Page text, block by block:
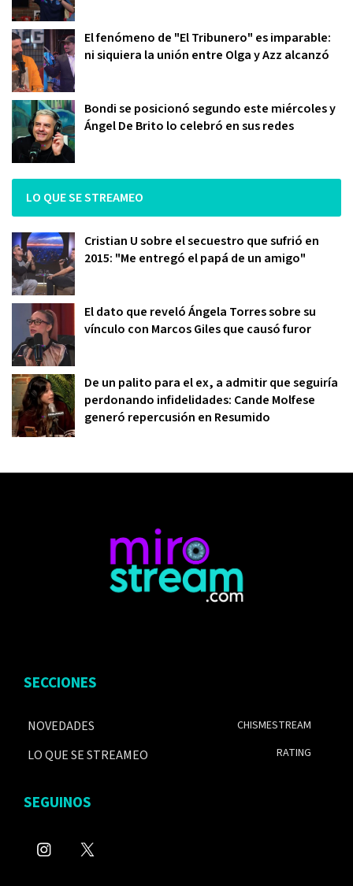
El fenómeno de "El Tribunero" es imparable:
ni siquiera la unión entre Olga y Azz alcanzó
Bondi se posicionó segundo este miércoles y
Ángel De Brito lo celebró en sus redes
LO QUE SE STREAMEO
Cristian U sobre el secuestro que sufrió en
2015: "Me entregó el papá de un amigo"
El dato que reveló Ángela Torres sobre su
vínculo con Marcos Giles que causó furor
De un palito para el ex, a admitir que seguiría
perdonando infidelidades: Cande Molfese
generó repercusión en Resumido
SECCIONES
NOVEDADES
LO QUE SE STREAMEO
CHISMESTREAM
RATING
SEGUINOS